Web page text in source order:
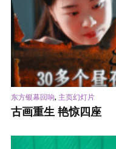
东方银幕回响, 主页幻灯片
古画重生 艳惊四座